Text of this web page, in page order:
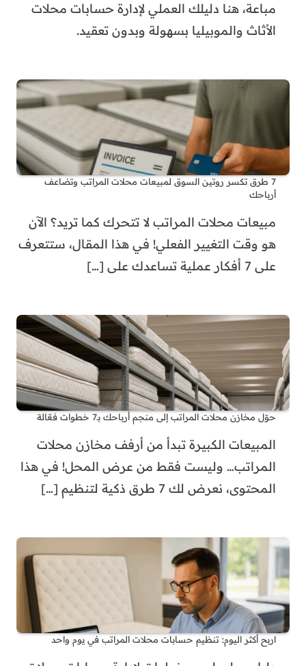
مباعة، هنا دليلك العملي لإدارة حسابات محلات
الأثاث والموبيليا بسهولة وبدون تعقيد.
7 طرق تكسر روتين السوق لمبيعات محلات المراتب وتضاعف
أرباحك
مبيعات محلات المراتب لا تتحرك كما تريد؟ الآن
هو وقت التغيير الفعلي! في هذا المقال، ستتعرف
على 7 أفكار عملية تساعدك على
[…]
حوّل مخازن محلات المراتب إلى منجم أرباحك بـ7 خطوات فعّالة
المبيعات الكبيرة تبدأ من أرفف مخازن محلات
المراتب… وليست فقط من عرض المحل! في هذا
المحتوى، نعرض لك 7 طرق ذكية لتنظيم
[…]
اربح أكثر اليوم: تنظيم حسابات محلات المراتب في يوم واحد